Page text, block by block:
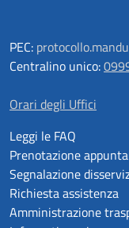
PEC:
Centralino unico:
Orari degli Uffici
Leggi le FAQ
Prenotazione
Segnalazione
Richiesta assistenza
Amministrazione